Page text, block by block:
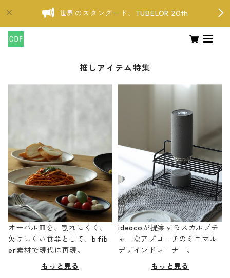
世界のスタンダード、TUBELOR 20th
推しアイテム特集
オーバル皿を、割れにくく、
欠けにくい食器として、b fib
er素材で現代に再現。
もっと見る
ideacoが提案するスカルプチ
ャーなアプローチのミニマル
デザインドレーナー。
もっと見る